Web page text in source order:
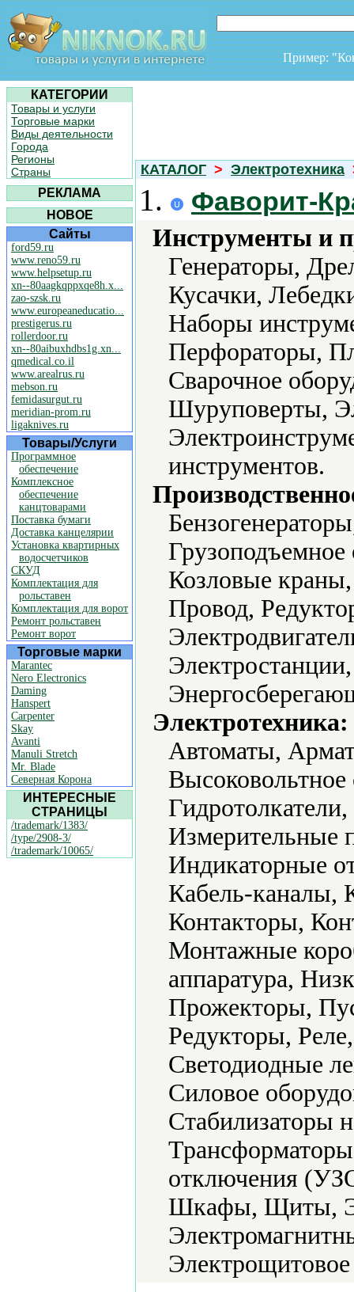
Пример:
КАТЕГОРИИ
Товары и услуги
Торговые марки
Виды деятельности
Города
Регионы
Страны
РЕКЛАМА
НОВОЕ
Сайты
ford59.ru
www.reno59.ru
www.helpsetup.ru
xn--80aagkqppxqe8h.x...
zao-szsk.ru
www.europeaneducatio...
prestigerus.ru
rollerdoor.ru
xn--80aibuxhdbs1g.xn...
qmedical.co.il
www.arealrus.ru
mebson.ru
femidasurgut.ru
meridian-prom.ru
ligaknives.ru
Товары/Услуги
Программное
обеспечение
Комплексное
обеспечение
канцтоварами
Поставка бумаги
Доставка канцелярии
Установка квартирных
водосчетчиков
СКУД
Комплектация для
рольставен
Комплектация для ворот
Ремонт рольставен
Ремонт ворот
Торговые марки
Marantec
Nero Electronics
Daming
Hanspert
Carpenter
Skay
Avanti
Manuli Stretch
Mr. Blade
Северная Корона
ИНТЕРЕСНЫЕ
СТРАНИЦЫ
/trademark/1383/
/type/2908-3/
/trademark/10065/
КАТАЛОГ > Электротехника
1. Фаворит-
Инструменты и
Генераторы,
Кусачки,
Наборы
Перфораторы,
Сварочное
Шуруповерты,
инструментов.
Козловые
Провод,
Электротехника:
Автоматы,
Высоковольтное
Измерительные
Индикаторные
Кабель-каналы,
Контакторы,
Монтажные
аппаратура,
Прожекторы,
Редукторы,
Светодиодные
Силовое
Стабилизаторы
отключения
Шкафы, Щиты,